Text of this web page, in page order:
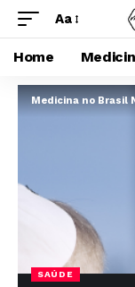
Aa
Home
Medicina no Brasil
SAÚDE